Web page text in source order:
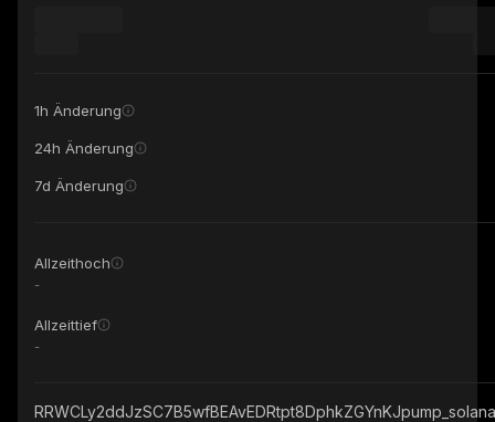
1h Änderung
24h Änderung
7d Änderung
Allzeithoch
-
Allzeittief
-
RRWCLy2ddJzSC7B5wfBEAvEDRtpt8DphkZGYnKJpump_solana